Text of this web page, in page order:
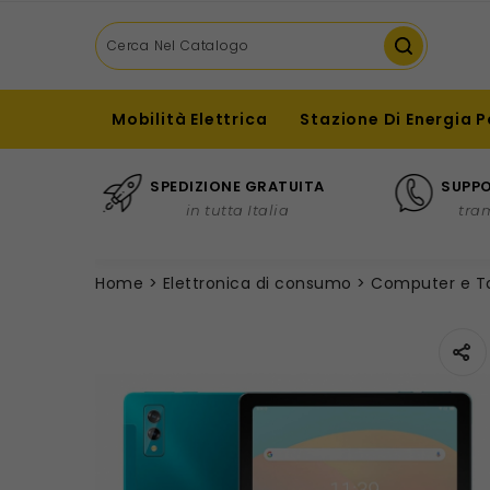
Mobilità Elettrica Stazione Di Energia
SPEDIZIONE GRATUITA
in tutta Italia
Home Elettronica di consumo Computer e